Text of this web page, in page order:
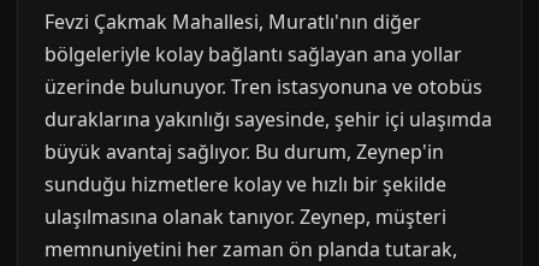
Fevzi Çakmak Mahallesi, Muratlı'nın diğer
bölgeleriyle kolay bağlantı sağlayan ana yollar
üzerinde bulunuyor. Tren istasyonuna ve otobüs
duraklarına yakınlığı sayesinde, şehir içi ulaşımda
büyük avantaj sağlıyor. Bu durum, Zeynep'in
sunduğu hizmetlere kolay ve hızlı bir şekilde
ulaşılmasına olanak tanıyor. Zeynep, müşteri
memnuniyetini her zaman ön planda tutarak,